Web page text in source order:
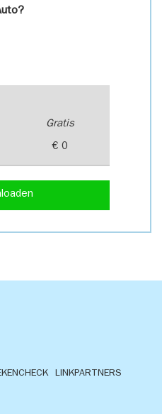
Gratis
€ 0
LINKPARTNERS